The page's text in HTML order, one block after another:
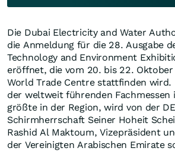
Die Dubai Electricity and Water
die Anmeldung für die 28. Ausgabe
Technology and Environment
eröffnet, die vom 20. bis 22.
World Trade Centre stattfinden wird.
der weltweit führenden
größte in der Region, wird von der
Schirmherrschaft Seiner Hoheit
Rashid Al Maktoum, Vizepräsident
der Vereinigten Arabischen Emirate